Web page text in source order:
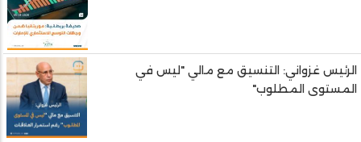
الرئيس غزواني: التنسيق مع مالي "ليس في
المستوى المطلوب"